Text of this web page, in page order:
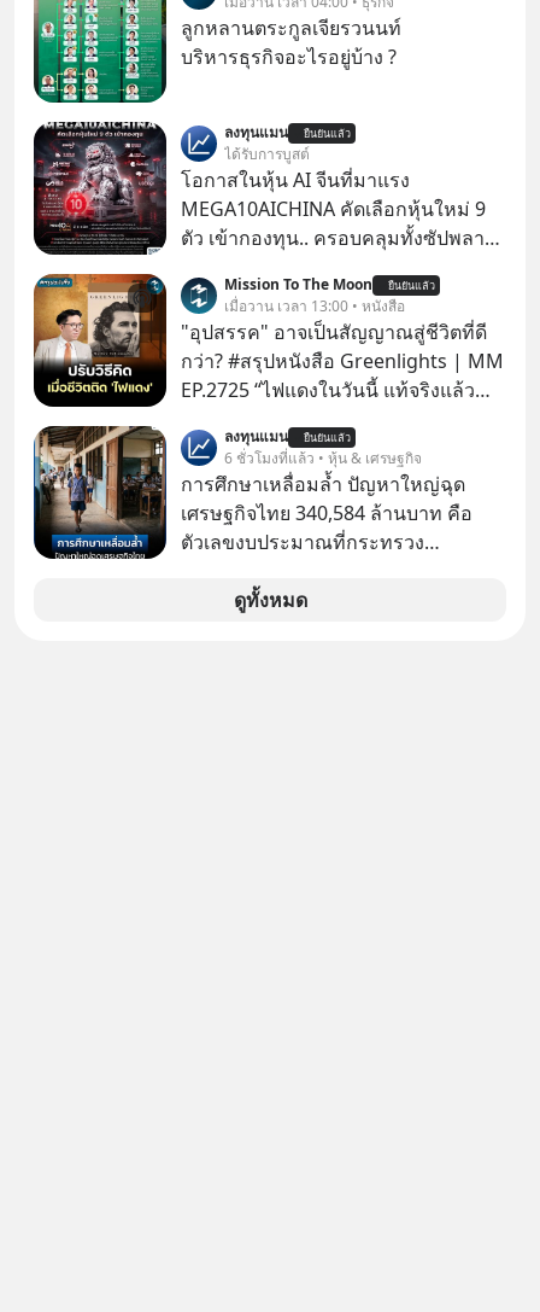
ลูกหลานตระกูลเจียรวนนท์
บริหารธุรกิจอะไรอยู่บ้าง ?
ลงทุนแมน ยืนยันแล้ว
ได้รับการบูสต์
โอกาสในหุ้น AI จีนที่มาแรง
MEGA10AICHINA คัดเลือกหุ้นใหม่ 9
ตัว เข้ากองทุน.. ครอบคลุมทั้งซัปพลาย
โปรโมชัน ลด 50% ค่าธรรมเนียมซื้อ |
ยอด 2 ล้านบาทขึ้นไป ฟรีค่าธรรมเนียม
ซื้อ
Mission To The Moon ยืนยันแล้ว
เมื่อวาน เวลา 13:00 • หนังสือ
"อุปสรรค" อาจเป็นสัญญาณสู่ชีวิตที่ดี
กว่า? #สรุปหนังสือ Greenlights | MM
EP.2725 “ไฟแดงในวันนี้ แท้จริงแล้ว
เปลี่ยนสี” McConaughey ดาราดาวรุ่ง
ในยุคหนึ่ง เคยปฏิเสธเงินค่าตัวหนังรอม
คอมที่สูงถึง 14.5 ล้านดอลลาร์ (หรือ
ราว 500 ล้านบาท) เพียงเพราะเขาไม่
ตามมาคือ โทรศัพท์ของเขากลายเป็น
ความเงียบสนิทนานถึง 14 เดือนเต็ม แต่
ลงทุนแมน ยืนยันแล้ว
6 ชั่วโมงที่แล้ว • หุ้น & เศรษฐกิจ
การศึกษาเหลื่อมล้ำ ปัญหาใหญ่ฉุด
เศรษฐกิจไทย 340,584 ล้านบาท คือ
ตัวเลขงบประมาณที่กระทรวง
รายจ่ายประจำปี 2568 ซึ่งมากที่สุดเป็น
ดูทั้งหมด